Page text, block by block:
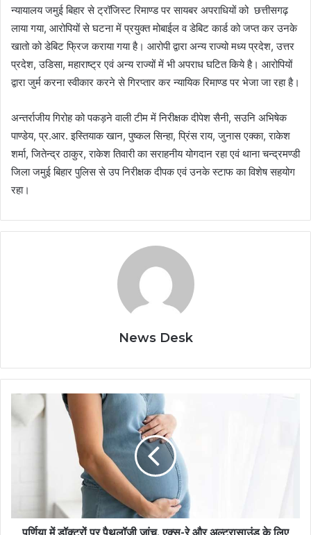
न्यायालय जमुई बिहार से ट्रॉजिस्ट रिमाण्ड पर सायबर अपराधियों को छत्तीसगढ़
लाया गया, आरोपियों से घटना में प्रयुक्त मोबाईल व डेबिट कार्ड को जप्त कर उनके
खातो को डेबिट फ्रिज कराया गया है। आरोपी द्वारा अन्य राज्यो मध्य प्रदेश, उत्तर
प्रदेश, उडिसा, महाराष्ट्र एवं अन्य राज्यों में भी अपराध घटित किये है। आरोपियों
द्वारा जुर्म करना स्वीकार करने से गिरप्तार कर न्यायिक रिमाण्ड पर भेजा जा रहा है।
अन्तर्राजीय गिरोह को पकड़ने वाली टीम में निरीक्षक दीपेश सैनी, सउनि अभिषेक
पाण्डेय, प्र.आर. इस्तियाक खान, पुष्कल सिन्हा, प्रिंस राय, जुनास एक्का, राकेश
शर्मा, जितेन्द्र ठाकुर, राकेश तिवारी का सराहनीय योगदान रहा एवं थाना चन्द्रमण्डी
जिला जमुई बिहार पुलिस से उप निरीक्षक दीपक एवं उनके स्टाफ का विशेष सहयोग
रहा।
News Desk